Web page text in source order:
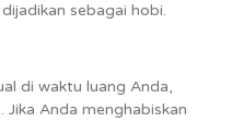
sebagai hobi.
di waktu luang Anda,
Jika Anda menghabiskan